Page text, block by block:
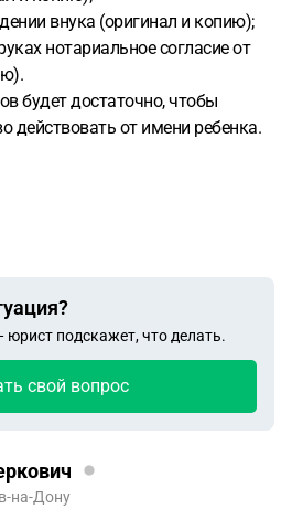
внука (оригинал и копию);
нотариальное согласие от
будет достаточно, чтобы
действовать от имени ребенка.
подскажет, что делать.
свой вопрос
на-Дону